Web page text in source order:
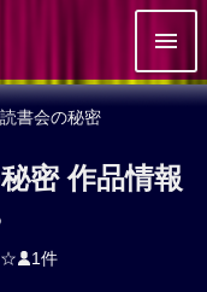
書会の秘密
密 作品情報
☆ 1件